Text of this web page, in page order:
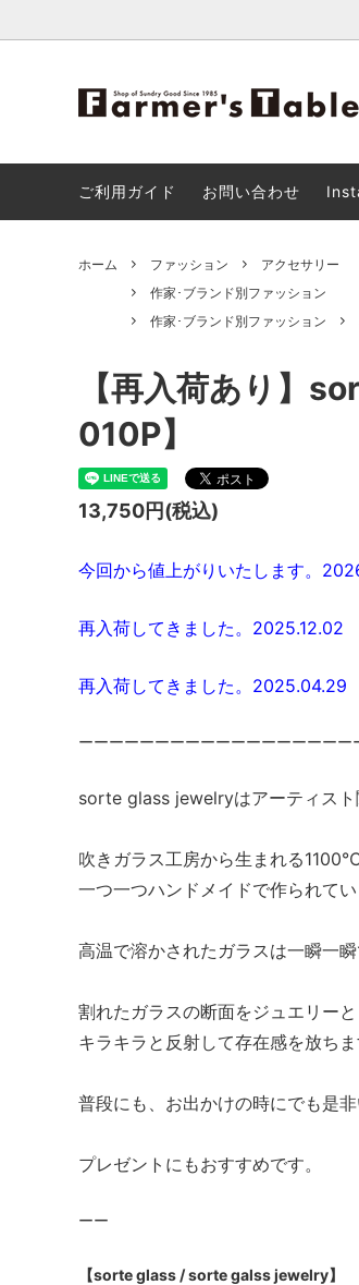
【8月11日(火)18:00までの限定販売
AUDE HEROUARD (オードエルアー
その他
2026 SPRING ＆ SUMMER NEW
ARRIVAL
ショッピングカートのご利用につい
ご利用ガイド お問い合わせ
ホーム ファッション
アクセサリー
作家･ブランド別ファッション
作家･ブランド別ファッション
【再入荷あり】
010P】
13,750円(税込)
今回から値上がりいたします。
再入荷してきました。2025.12.02
再入荷してきました。2025.04.29
ーーーーーーーーーーーーーーーーーー
sorte glass jewelryはアーティスト
吹きガラス工房から生まれる
一つ一つハンドメイドで作られてい
高温で溶かされたガラスは一瞬一
割れたガラスの断面をジュエリー
キラキラと反射して存在感を放ちま
普段にも、お出かけの時にでも是非
プレゼントにもおすすめです。
ーー
【sorte glass / sorte galss jewelry】